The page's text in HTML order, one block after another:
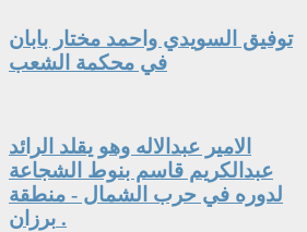
توفيق السويدي واحمد مختار بابان
في محكمة الشعب
الامير عبدالاله وهو يقلد الرائد
عبدالكريم قاسم بنوط الشجاعة
لدوره في حرب الشمال - منطقة
برزان .